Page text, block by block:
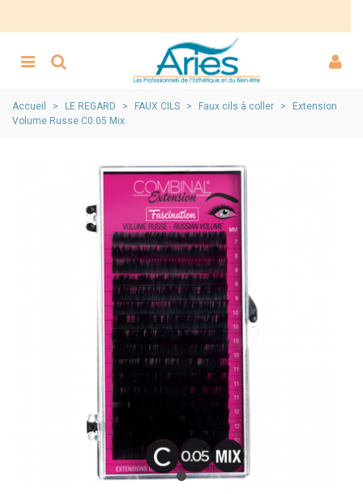
Accueil > LE REGARD > FAUX CILS > Faux cils à coller >
Extension
Volume Russe C0.05 Mix